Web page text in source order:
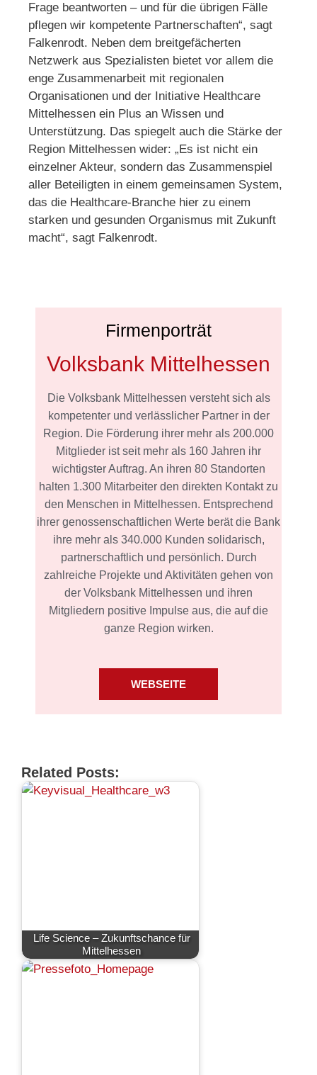
Frage beantworten – und für die übrigen Fälle
pflegen wir kompetente Partnerschaften“, sagt
Falkenrodt. Neben dem breitgefächerten
Netzwerk aus Spezialisten bietet vor allem die
enge Zusammenarbeit mit regionalen
Organisationen und der Initiative Healthcare
Mittelhessen ein Plus an Wissen und
Unterstützung. Das spiegelt auch die Stärke der
Region Mittelhessen wider: „Es ist nicht ein
einzelner Akteur, sondern das Zusammenspiel
aller Beteiligten in einem gemeinsamen System,
das die Healthcare-Branche hier zu einem
starken und gesunden Organismus mit Zukunft
macht“, sagt Falkenrodt.
Firmenporträt
Volksbank Mittelhessen
Die Volksbank Mittelhessen versteht sich als
kompetenter und verlässlicher Partner in der
Region. Die Förderung ihrer mehr als 200.000
Mitglieder ist seit mehr als 160 Jahren ihr
wichtigster Auftrag. An ihren 80 Standorten
halten 1.300 Mitarbeiter den direkten Kontakt zu
den Menschen in Mittelhessen. Entsprechend
ihrer genossenschaftlichen Werte berät die Bank
ihre mehr als 340.000 Kunden solidarisch,
partnerschaftlich und persönlich. Durch
zahlreiche Projekte und Aktivitäten gehen von
der Volksbank Mittelhessen und ihren
Mitgliedern positive Impulse aus, die auf die
ganze Region wirken.
WEBSEITE
Related Posts:
Life Science – Zukunftschance für
Mittelhessen